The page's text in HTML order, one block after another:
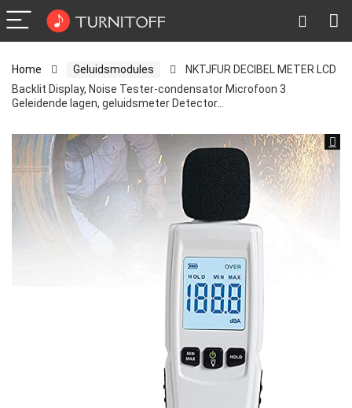
Home Geluidsmodules
NKTJFUR DECIBEL METER LCD
Backlit Display, Noise Tester-condensator Microfoon 3
Geleidende lagen, geluidsmeter Detector…